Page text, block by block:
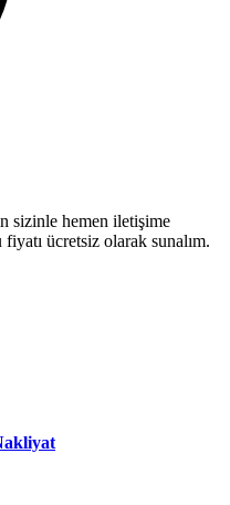
sizinle hemen iletişime
ücretsiz olarak sunalım.